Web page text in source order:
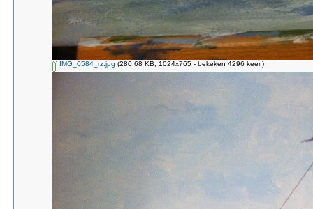
IMG_0584_rz.jpg (280.68 KB, 1024x765 - bekeken 4296 keer.)